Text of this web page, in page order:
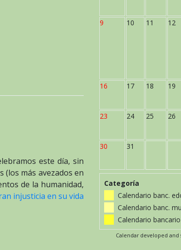
este día, sin
más avezados en
de la humanidad,
injusticia en su vida
9 10 11 12
16 17 18 19
23 24 25 26
30 31
Categoría
Calendario banc.
Calendario banc.
Calendario
Calendar developed and